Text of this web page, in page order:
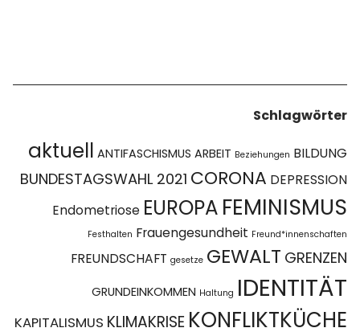
Schlagwörter
aktuell ANTIFASCHISMUS ARBEIT Beziehungen BILDUNG
BUNDESTAGSWAHL 2021 CORONA DEPRESSION
Endometriose EUROPA FEMINISMUS
Festhalten Frauengesundheit Freund*innenschaften
FREUNDSCHAFT gesetze GEWALT GRENZEN
GRUNDEINKOMMEN Haltung IDENTITÄT
KAPITALISMUS KLIMAKRISE KONFLIKTKÜCHE